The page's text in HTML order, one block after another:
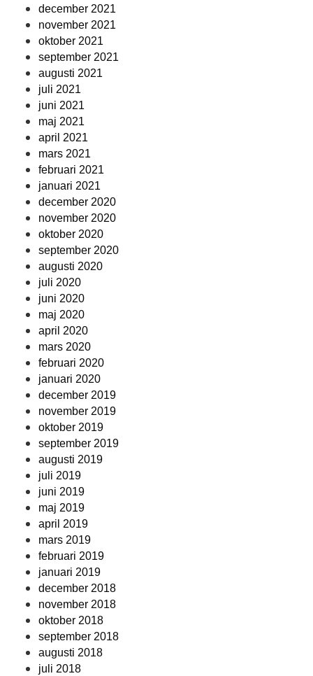
december 2021
november 2021
oktober 2021
september 2021
augusti 2021
juli 2021
juni 2021
maj 2021
april 2021
mars 2021
februari 2021
januari 2021
december 2020
november 2020
oktober 2020
september 2020
augusti 2020
juli 2020
juni 2020
maj 2020
april 2020
mars 2020
februari 2020
januari 2020
december 2019
november 2019
oktober 2019
september 2019
augusti 2019
juli 2019
juni 2019
maj 2019
april 2019
mars 2019
februari 2019
januari 2019
december 2018
november 2018
oktober 2018
september 2018
augusti 2018
juli 2018